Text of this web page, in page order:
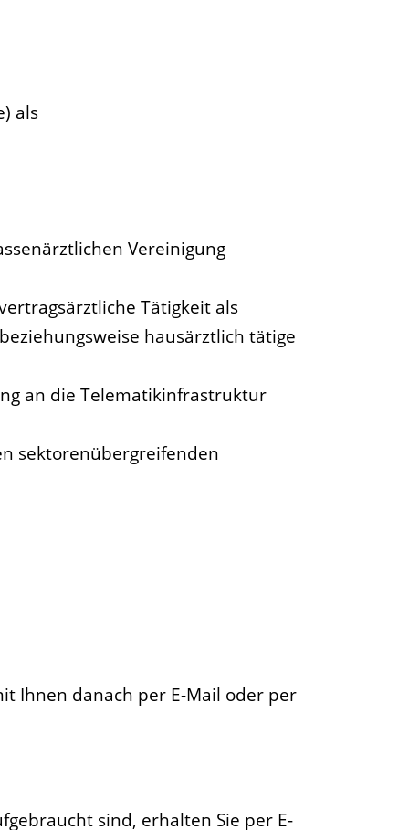
als
Vereinigung
Tätigkeit als
hausärztlich tätige
an die Telematikinfrastruktur
sektorenübergreifenden
Ihnen danach per E-Mail oder per
sind, erhalten Sie per E-